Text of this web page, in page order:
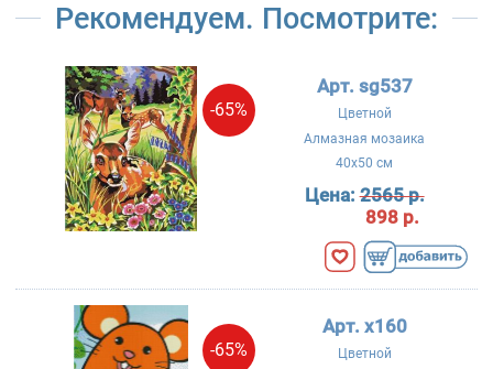
Рекомендуем. Посмотрите:
-65%
Арт. sg537
Цветной
Алмазная мозаика
40x50 см
Цена:2565 р.
898 р.
-65%
Арт. x160
Цветной